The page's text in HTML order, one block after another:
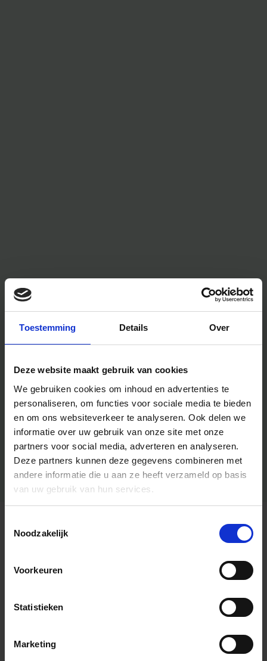
Toestemming Details Over
Deze website maakt gebruik van cookies
We gebruiken cookies om inhoud en advertenties te
personaliseren, om functies voor sociale media te bieden
en om ons websiteverkeer te analyseren. Ook delen we
informatie over uw gebruik van onze site met onze
partners voor social media, adverteren en analyseren.
Deze partners kunnen deze gegevens combineren met
andere informatie die u aan ze heeft verzameld op basis
van uw gebruik van hun services.
Noodzakelijk
Voorkeuren
Statistieken
Marketing
Algemene informatie